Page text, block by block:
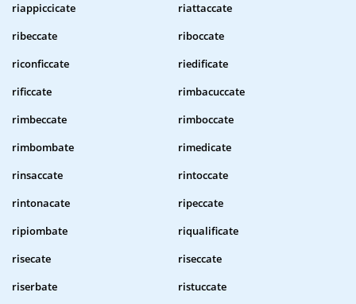
riappiccicate
riattaccate
ribeccate
riboccate
riconficcate
riedificate
rificcate
rimbacuccate
rimbeccate
rimboccate
rimbombate
rimedicate
rinsaccate
rintoccate
rintonacate
ripeccate
ripiombate
riqualificate
risecate
riseccate
riserbate
ristuccate